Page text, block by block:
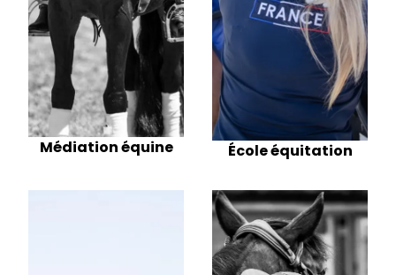
Médiation équine École équitation